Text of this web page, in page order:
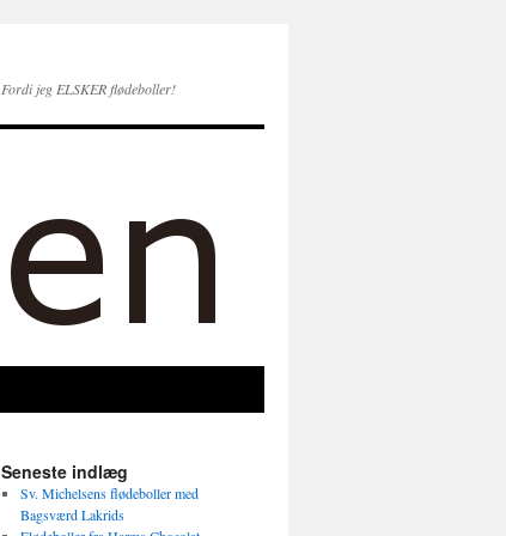
Fordi jeg ELSKER flødeboller!
Seneste indlæg
Sv. Michelsens flødeboller med
Bagsværd Lakrids